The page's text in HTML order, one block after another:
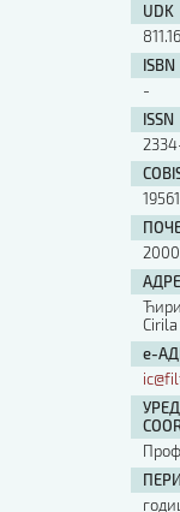
UDK
ISBN
-
ISSN
2000
е-